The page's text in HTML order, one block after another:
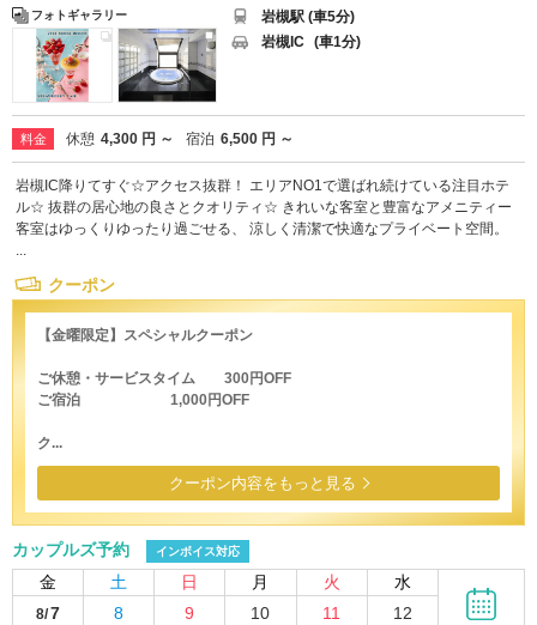
フォトギャラリー
岩槻駅 (車5分)
岩槻IC (車1分)
料金 休憩 4,300 円 ～ 宿泊 6,500 円 ～
岩槻IC降りてすぐ☆アクセス抜群！ エリアNO1で選ばれ続けている注目ホテ
ル☆ 抜群の居心地の良さとクオリティ☆ きれいな客室と豊富なアメニティー
客室はゆっくりゆったり過ごせる、 涼しく清潔で快適なプライベート空間。
...
クーポン
【金曜限定】スペシャルクーポン
ご休憩・サービスタイム 300円OFF
ご宿泊 1,000円OFF
ク...
クーポン内容をもっと見る
カップルズ予約 インボイス対応
金 土 日 月 火 水
8/7
8 9 10 11 12